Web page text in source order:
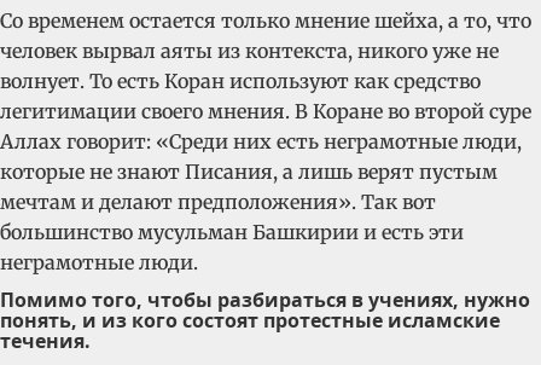
Со временем остается только мнение шейха, а то, что
человек вырвал аяты из контекста, никого уже не
волнует. То есть Коран используют как средство
легитимации своего мнения. В Коране во второй суре
Аллах говорит: «Среди них есть неграмотные люди,
которые не знают Писания, а лишь верят пустым
мечтам и делают предположения». Так вот
большинство мусульман Башкирии и есть эти
неграмотные люди.
Помимо того, чтобы разбираться в учениях, нужно
понять, и из кого состоят протестные исламские
течения.